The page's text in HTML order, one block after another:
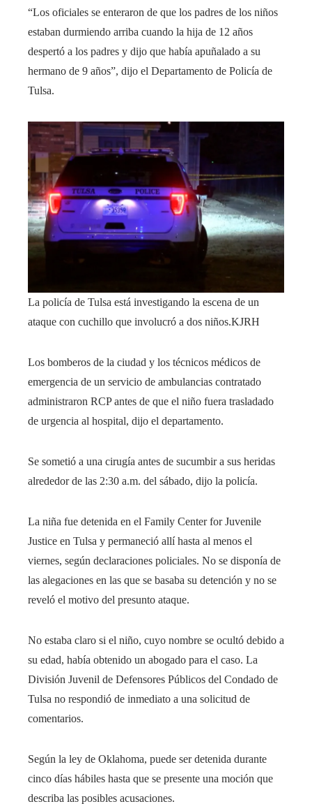
“Los oficiales se enteraron de que los padres de los niños
estaban durmiendo arriba cuando la hija de 12 años
despertó a los padres y dijo que había apuñalado a su
hermano de 9 años”, dijo el Departamento de Policía de
Tulsa.
La policía de Tulsa está investigando la escena de un
ataque con cuchillo que involucró a dos niños.KJRH
Los bomberos de la ciudad y los técnicos médicos de
emergencia de un servicio de ambulancias contratado
administraron RCP antes de que el niño fuera trasladado
de urgencia al hospital, dijo el departamento.
Se sometió a una cirugía antes de sucumbir a sus heridas
alrededor de las 2:30 a.m. del sábado, dijo la policía.
La niña fue detenida en el Family Center for Juvenile
Justice en Tulsa y permaneció allí hasta al menos el
viernes, según declaraciones policiales. No se disponía de
las alegaciones en las que se basaba su detención y no se
reveló el motivo del presunto ataque.
No estaba claro si el niño, cuyo nombre se ocultó debido a
su edad, había obtenido un abogado para el caso. La
División Juvenil de Defensores Públicos del Condado de
Tulsa no respondió de inmediato a una solicitud de
comentarios.
Según la ley de Oklahoma, puede ser detenida durante
cinco días hábiles hasta que se presente una moción que
describa las posibles acusaciones.